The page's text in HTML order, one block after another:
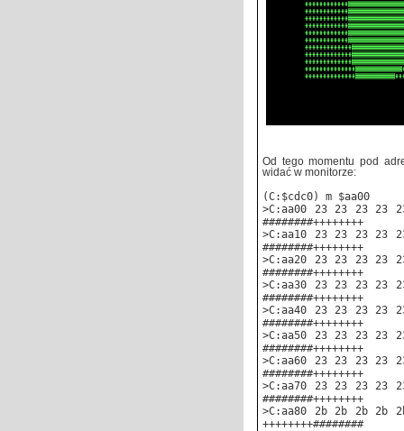
Od tego momentu pod
widać w monitorze:
(C:$cdc0) m $aa00
>C:aa00 23 23 23 23
########++++++++
>C:aa10 23 23 23 23
########++++++++
>C:aa20 23 23 23 23
########++++++++
>C:aa30 23 23 23 23
########++++++++
>C:aa40 23 23 23 23
########++++++++
>C:aa50 23 23 23 23
########++++++++
>C:aa60 23 23 23 23
########++++++++
>C:aa70 23 23 23 23
########++++++++
>C:aa80 2b 2b 2b 2b
++++++++########